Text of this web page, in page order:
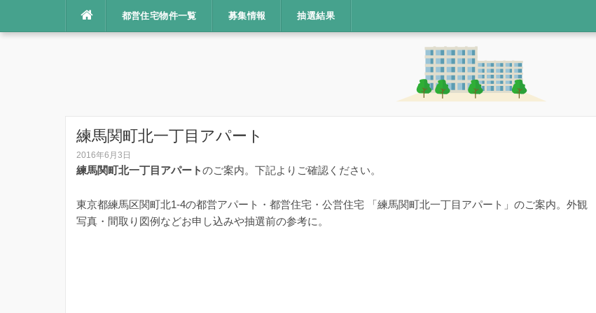
都営住宅物件一覧 募集情報 抽選結果
練馬関町北一丁目アパート
2016年6月3日
練馬関町北一丁目アパートのご案内。下記よりご確認ください。
東京都練馬区関町北1-4の都営アパート・都営住宅・公営住宅 「練馬関町北一丁目アパート」のご案内。外観
写真・間取り図例などお申し込みや抽選前の参考に。